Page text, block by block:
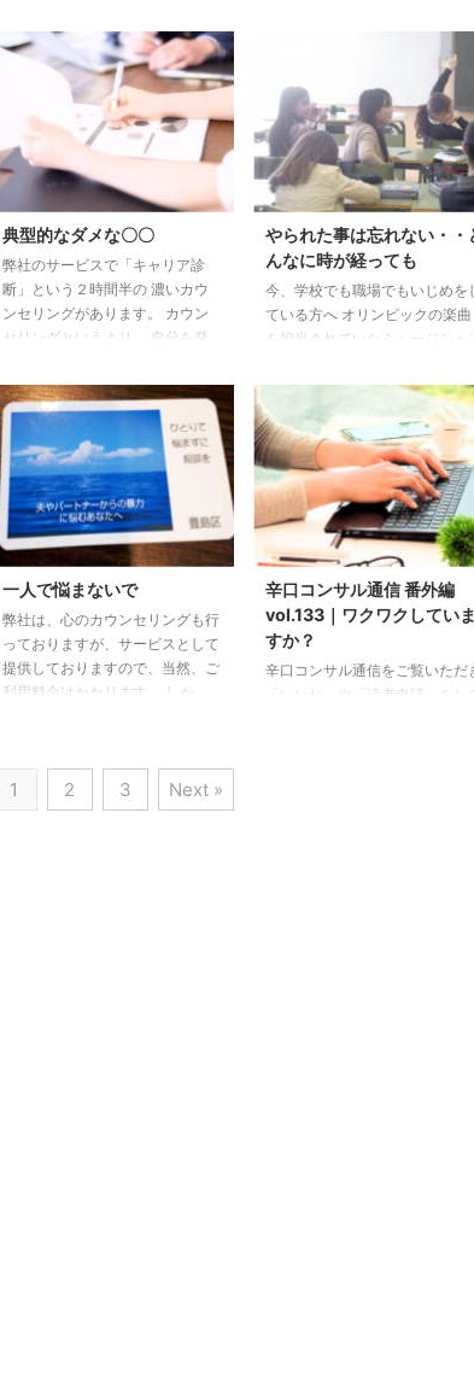
中にはいらっしゃいます。 元気
がなくなってしまった方は 何故
なのか？ どの状態なら元気で快
適にいられる？ 叶えたい夢は？
など・・・ 書いてみるのも良い
と思います。 残念なことに、 自
死を選ばれる方も増えており、
カウンセリングで話を聞いて い
ただくこともおすすめしておりま
す。 弊社にいらしていた方が
（半年前） 「実は、死も考え
た」と・・・ ...
かし、私は「ワクチンうった？
と 聞かない事にしていました。
ワクチンうつ、うたないは個人の
選択です。 情報収集し、ドクタ
ーに聞くなど 最後はご自身で判
断していく・・。 コロナ禍にな
り、 「それっていじめでは？」
と思う時があります。 コロナよ
り人のほうが怖いって。 ワクチ
ンの件でも、 ワクチン接種して
いない人に対して 心無い言葉を
...
典型的なダメな〇〇
弊社のサービスで「キャリア診
断」という２時間半の 濃いカウ
ンセリングがあります。 カウン
セリングというより、 自分を発
業・副業したい方が 本当にやり
たいのだろうか？ 不安だな ドリ
ームキラーからの言葉に傷つきな
がらも 起業・副業したい、天職
を見つけたい方のカウンセリング
になっていました。 一度起業に
失敗し（私は経験と思いますが）
ちょっと怖くなりしかし、 再チ
ャレンジしたい方に多いのですが
ご自身の立ち上げる内容を同じよ
うに提供している キラキラ起業
...
やられた事は忘れない・・
んなに時が経っても
今、学校でも職場でもいじめを
ている方へ オリンピックの楽曲
を担当されていたミュージシャン
を告白されていたことがわかり
担当をおりました・・・。 この
方へのコメントは私としてはあり
ません。 （掲載された雑誌？も
読んでおりませんので、 私が何
か言う立場ではありません） 心
理学を学び続けている人から聞
たことがある。 「いじめは、な
くならないよ・・」って。 しか
し・・今、誰かをいじめている
人！ これだけは覚えていて。 い
じめた事をあなたは忘れていても
相 ...
一人で悩まないで
弊社は、心のカウンセリングも行
っておりますが、サービスとして
提供しておりますので、当然、ご
利用料金はかかります。 しか
できない方もいらっしゃること存
じ上げております。 半年ぐらい
辛口コンサル通信 番外編
vol.133｜ワクワクしていま
すか？
辛口コンサル通信をご覧いただ
「いいね」や「読者申請」をし
1 2 3 Next »